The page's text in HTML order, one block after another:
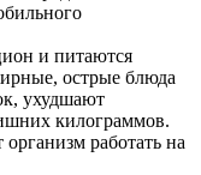
и питаются
острые блюда
ухудшают
килограммов.
работать на